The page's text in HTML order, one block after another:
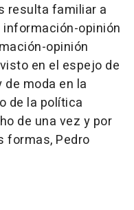
resulta familiar a
opinión
opinión
en el espejo de
moda en la
de la política
de una vez y por
formas, Pedro